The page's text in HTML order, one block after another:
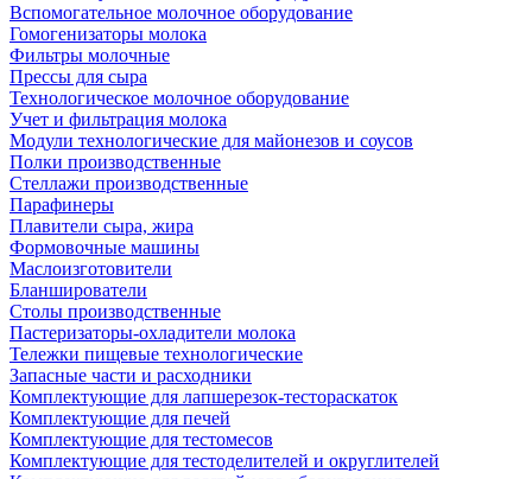
Вспомогательное молочное оборудование
Гомогенизаторы молока
Фильтры молочные
Прессы для сыра
Технологическое молочное оборудование
Учет и фильтрация молока
Модули технологические для майонезов и соусов
Полки производственные
Стеллажи производственные
Парафинеры
Плавители сыра, жира
Формовочные машины
Маслоизготовители
Бланширователи
Столы производственные
Пастеризаторы-охладители молока
Тележки пищевые технологические
Запасные части и расходники
Комплектующие для лапшерезок-тестораскаток
Комплектующие для печей
Комплектующие для тестомесов
Комплектующие для тестоделителей и округлителей